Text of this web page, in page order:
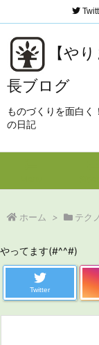
【や
長ブログ
ものづくりを面白
の日記
ホーム > テク
やってます(#^^#)
Twitter